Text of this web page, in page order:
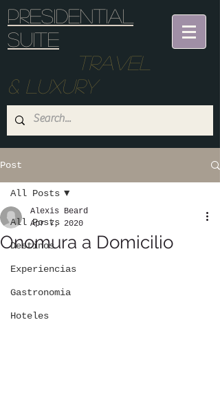
Presidential
suite
Travel
& Luxury
Post
All Posts
Destinos
Experiencias
Gastronomia
Hoteles
All Posts
Onomura a Domicilio
Alexis Beard
Apr 7, 2020